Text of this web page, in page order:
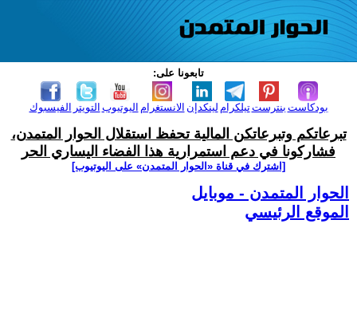
تابعونا على:
الفيسبوك التويتر اليوتيوب الانستغرام لينكدإن تيلكرامبنترست بودكاست
تبرعاتكم وتبرعاتكن المالية تحفظ استقلال الحوار المتمدن،
فشاركونا في دعم استمرارية هذا الفضاء اليساري الحر
[اشترك في قناة ‫«الحوار المتمدن» على اليوتيوب]
الحوار المتمدن - موبايل
الموقع الرئيسي